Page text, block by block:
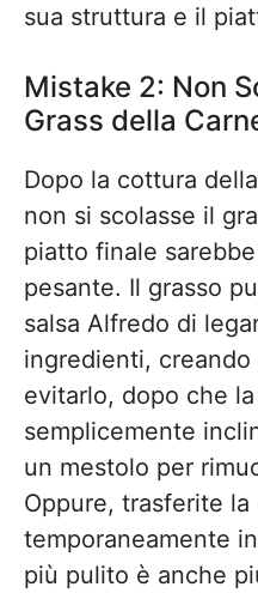
sua struttura e il
Mistake 2: Non
Grass della
Dopo la cottura
non si scolasse il
piatto finale
pesante. Il grasso
salsa Alfredo di
ingredienti,
evitarlo, dopo che
semplicemente
un mestolo per
Oppure, trasferite la
temporaneamente
più pulito è anche